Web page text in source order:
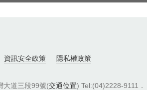
資訊安全政策 隱私權政策
大道三段99號(交通位置) Tel:(04)2228-9111．